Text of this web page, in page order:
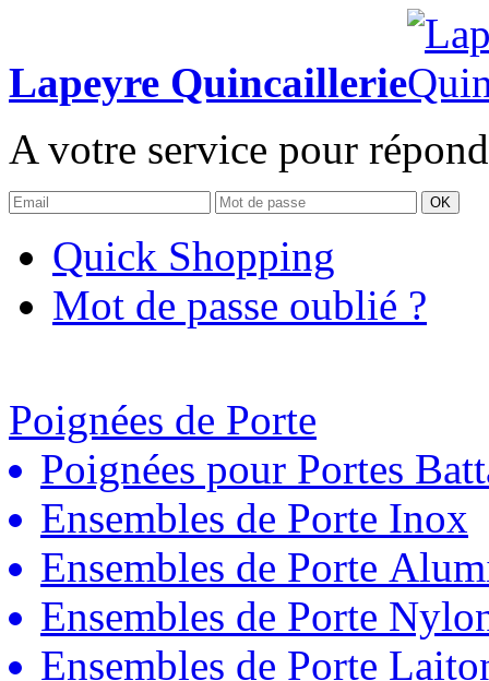
Lapeyre Quincaillerie
A votre service pour
OK
Quick Shopping
Mot de passe oublié ?
Poignées de Porte
Poignées pour Portes
Ensembles de Porte Inox
Ensembles de Porte
Ensembles de Porte
Ensembles de Porte